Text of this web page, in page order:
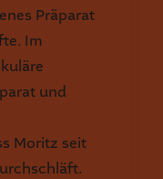
Präparat
Im
und
Moritz seit